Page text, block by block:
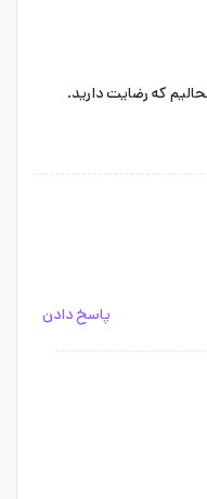
:
و خرید در قسمت توضیحات
جم، خواستار آفر هستید.
ریجن ها قابل خرید
که رضایت دارید.
پاسخ دادن